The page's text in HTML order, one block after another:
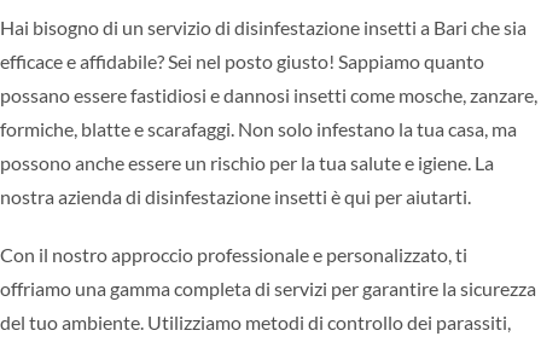
Hai bisogno di un servizio di disinfestazione insetti a Bari che sia
efficace e affidabile? Sei nel posto giusto! Sappiamo quanto
possano essere fastidiosi e dannosi insetti come mosche, zanzare,
formiche, blatte e scarafaggi. Non solo infestano la tua casa, ma
possono anche essere un rischio per la tua salute e igiene. La
nostra azienda di disinfestazione insetti è qui per aiutarti.
Con il nostro approccio professionale e personalizzato, ti
offriamo una gamma completa di servizi per garantire la sicurezza
del tuo ambiente. Utilizziamo metodi di controllo dei parassiti,